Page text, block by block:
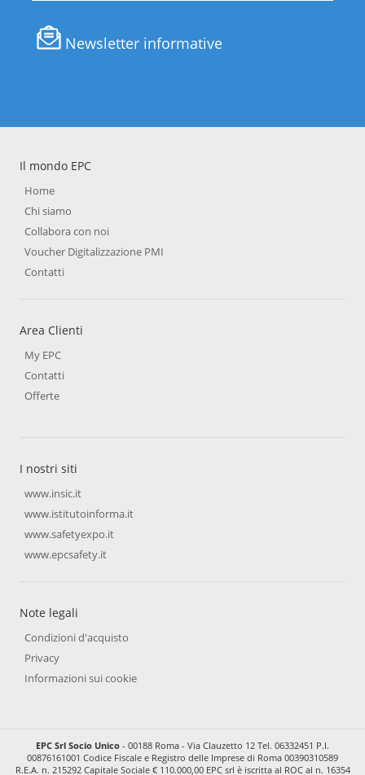
Newsletter informative
Il mondo EPC
Home
Chi siamo
Collabora con noi
Voucher Digitalizzazione PMI
Contatti
Area Clienti
My EPC
Contatti
Offerte
I nostri siti
www.insic.it
www.istitutoinforma.it
www.safetyexpo.it
www.epcsafety.it
Note legali
Condizioni d'acquisto
Privacy
Informazioni sui cookie
EPC Srl Socio Unico - 00188 Roma - Via Clauzetto 12 Tel. 06332451 P.I.
00876161001 Codice Fiscale e Registro delle Imprese di Roma 00390310589
R.E.A. n. 215292 Capitale Sociale € 110.000,00 EPC srl è iscritta al ROC al n. 16354